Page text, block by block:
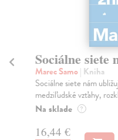
Sociálne siete
Marec Samo| Kniha
Sociálne siete nám
medziľudské vzťahy,
Na sklade ?
16,44 €